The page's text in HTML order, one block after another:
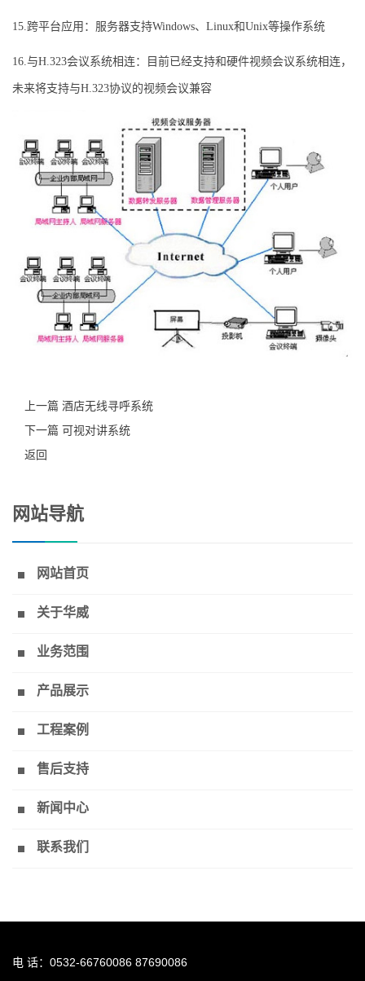
15.跨平台应用：服务器支持Windows、Linux和Unix等操作系统
16.与H.323会议系统相连：目前已经支持和硬件视频会议系统相连，
未来将支持与H.323协议的视频会议兼容
上一篇 酒店无线寻呼系统
下一篇 可视对讲系统
返回
网站导航
网站首页
关于华威
业务范围
产品展示
工程案例
售后支持
新闻中心
联系我们
电 话：0532-66760086 87690086